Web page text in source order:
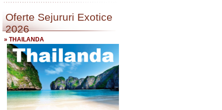
Oferte Sejururi Exotice
2026
» THAILANDA